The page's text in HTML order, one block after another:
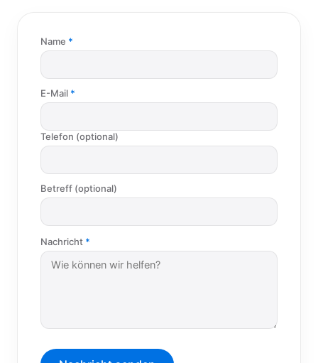
Name
E-Mail
Telefon (optional)
Betreff (optional)
Nachricht